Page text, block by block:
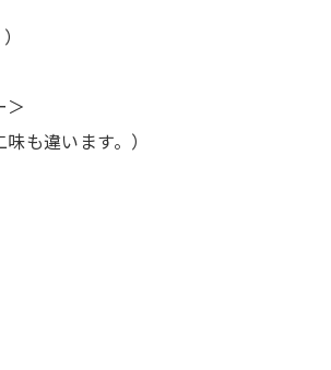
＞
も違います。）